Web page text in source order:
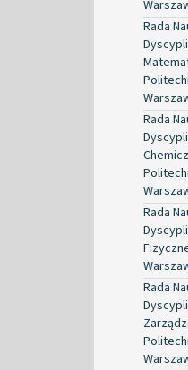
Rada
Rada
Rada
Rada